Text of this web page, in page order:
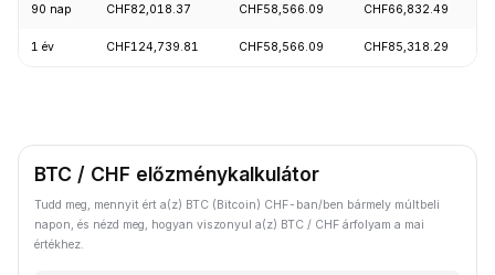
90 nap CHF82,018.37 CHF58,566.09 CHF66,832.49
1 év CHF124,739.81 CHF58,566.09 CHF85,318.29
BTC / CHF előzménykalkulátor
Tudd meg, mennyit ért a(z) BTC (Bitcoin) CHF-ban/ben bármely múltbeli
napon, és nézd meg, hogyan viszonyul a(z) BTC / CHF árfolyam a mai
értékhez.